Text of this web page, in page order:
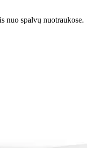
nuo spalvų nuotraukose.